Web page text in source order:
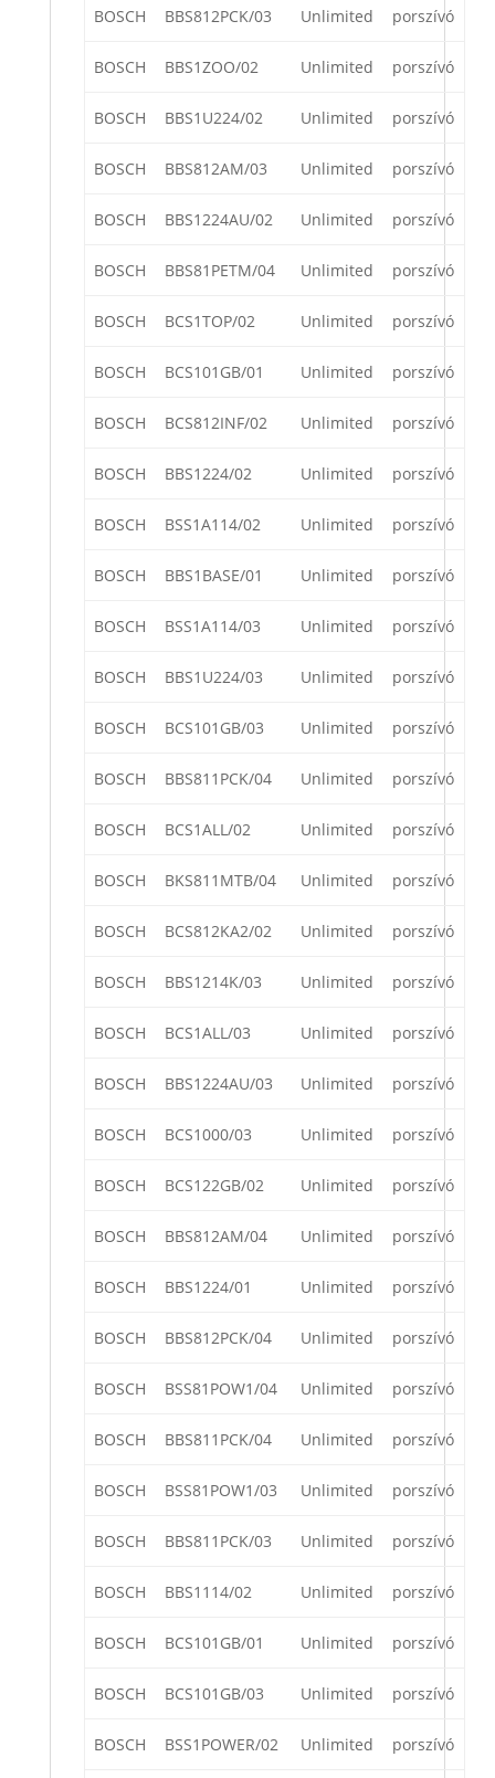
BOSCH BBS812PCK/03 Unlimited porszívó
BOSCH BBS1ZOO/02 Unlimited porszívó
BOSCH BBS1U224/02 Unlimited porszívó
BOSCH BBS812AM/03 Unlimited porszívó
BOSCH BBS1224AU/02 Unlimited porszívó
BOSCH BBS81PETM/04 Unlimited porszívó
BOSCH BCS1TOP/02 Unlimited porszívó
BOSCH BCS101GB/01 Unlimited porszívó
BOSCH BCS812INF/02 Unlimited porszívó
BOSCH BBS1224/02 Unlimited porszívó
BOSCH BSS1A114/02 Unlimited porszívó
BOSCH BBS1BASE/01 Unlimited porszívó
BOSCH BSS1A114/03 Unlimited porszívó
BOSCH BBS1U224/03 Unlimited porszívó
BOSCH BCS101GB/03 Unlimited porszívó
BOSCH BBS811PCK/04 Unlimited porszívó
BOSCH BCS1ALL/02 Unlimited porszívó
BOSCH BKS811MTB/04 Unlimited porszívó
BOSCH BCS812KA2/02 Unlimited porszívó
BOSCH BBS1214K/03 Unlimited porszívó
BOSCH BCS1ALL/03 Unlimited porszívó
BOSCH BBS1224AU/03 Unlimited porszívó
BOSCH BCS1000/03 Unlimited porszívó
BOSCH BCS122GB/02 Unlimited porszívó
BOSCH BBS812AM/04 Unlimited porszívó
BOSCH BBS1224/01 Unlimited porszívó
BOSCH BBS812PCK/04 Unlimited porszívó
BOSCH BSS81POW1/04 Unlimited porszívó
BOSCH BBS811PCK/04 Unlimited porszívó
BOSCH BSS81POW1/03 Unlimited porszívó
BOSCH BBS811PCK/03 Unlimited porszívó
BOSCH BBS1114/02 Unlimited porszívó
BOSCH BCS101GB/01 Unlimited porszívó
BOSCH BCS101GB/03 Unlimited porszívó
BOSCH BSS1POWER/02 Unlimited porszívó